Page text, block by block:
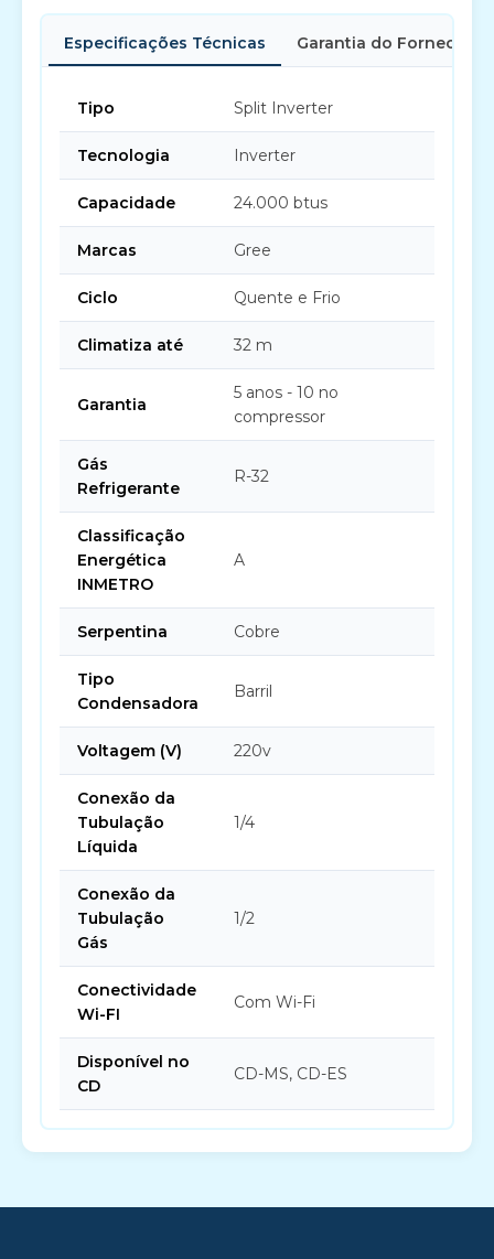
Especificações Técnicas Garantia do Fornecedor
Tipo Split Inverter
Tecnologia Inverter
Capacidade 24.000 btus
Marcas Gree
Ciclo Quente e Frio
Climatiza até 32 m
Garantia
5 anos - 10 no
compressor
Gás
Refrigerante
R-32
Classificação
Energética
INMETRO
A
Serpentina Cobre
Tipo
Condensadora
Barril
Voltagem (V) 220v
Conexão da
Tubulação
Líquida
1/4
Conexão da
Tubulação
Gás
1/2
Conectividade
Wi-FI
Com Wi-Fi
Disponível no
CD
CD-MS, CD-ES